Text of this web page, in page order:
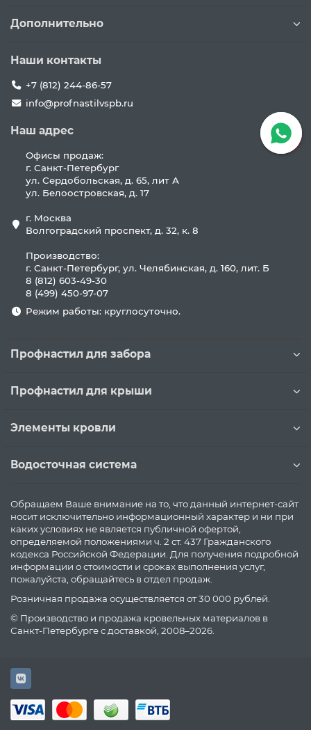
Дополнительно
Наши контакты
+7 (812) 244-86-57
info@profnastilvspb.ru
Наш адрес
Офисы продаж:
г. Санкт-Петербург
ул. Сердобольская, д. 65, лит А
ул. Белоостровская, д. 17
г. Москва
Волгоградский проспект, д. 32, к. 8
Производство:
г. Санкт-Петербург, ул. Челябинская, д. 160, лит. Б
8 (812) 603-49-30
8 (499) 450-97-07
Режим работы: круглосуточно.
Профнастил для забора
Профнастил для крыши
Элементы кровли
Водосточная система
Обращаем Ваше внимание на то, что данный интернет-сайт
носит исключительно информационный характер и ни при
каких условиях не является публичной офертой,
определяемой положениями ч. 2 ст. 437 Гражданского
кодекса Российской Федерации. Для получения подробной
информации о стоимости и сроках выполнения услуг,
пожалуйста, обращайтесь в отдел продаж.
Розничная продажа осуществляется от 30 000 рублей.
© Производство и продажа кровельных материалов в
Санкт-Петербурге с доставкой, 2008–2026.